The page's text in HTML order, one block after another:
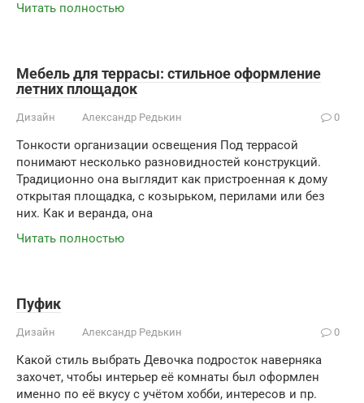
Читать полностью
Мебель для террасы: стильное оформление
летних площадок
Дизайн Александр Редькин 0
Тонкости организации освещения Под террасой
понимают несколько разновидностей конструкций.
Традиционно она выглядит как пристроенная к дому
открытая площадка, с козырьком, перилами или без
них. Как и веранда, она
Читать полностью
Пуфик
Дизайн Александр Редькин 0
Какой стиль выбрать Девочка подросток наверняка
захочет, чтобы интерьер её комнаты был оформлен
именно по её вкусу с учётом хобби, интересов и пр.